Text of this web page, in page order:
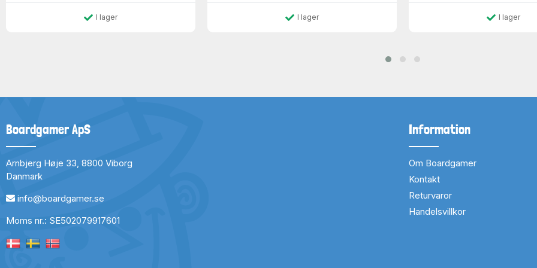
I lager I lager I lager
Boardgamer ApS
Arnbjerg Høje 33, 8800 Viborg
Danmark
info@boardgamer.se
Moms nr.: SE502079917601
Information
Om Boardgamer
Kontakt
Returvaror
Handelsvillkor